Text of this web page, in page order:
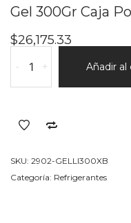
Gel 300Gr Caja
$26,175.33
-
300Gr
Caja
50
cantidad
+ Añadir al
SKU: 2902-GELLI300XB
Categoría: Refrigerantes